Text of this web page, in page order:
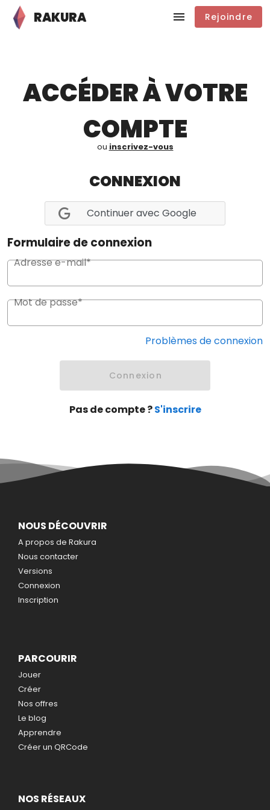
RAKURA Rejoindre
ACCÉDER À VOTRE
COMPTE
ou inscrivez-vous
CONNEXION
Continuer avec Google
Formulaire de connexion
Adresse e-mail*
Mot de passe*
Problèmes de connexion
Connexion
Pas de compte ?S'inscrire
NOUS DÉCOUVRIR
A propos de Rakura
Nous contacter
Versions
Connexion
Inscription
PARCOURIR
Jouer
Créer
Nos offres
Le blog
Apprendre
Créer un QRCode
NOS RÉSEAUX